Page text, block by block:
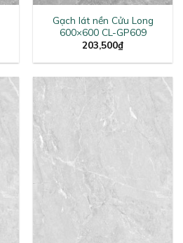
Gạch lát nền Cửu Long
600×600 CL-GP609
203,500₫